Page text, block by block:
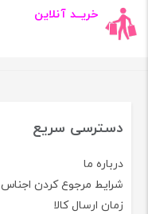
خریــد آنلاین
دسترسی سریع
درباره ما
شرایط مرجوع کردن اجناس
زمان ارسال کالا